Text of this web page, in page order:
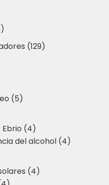
(129)
(5)
Ebrio (4)
del alcohol (4)
(4)